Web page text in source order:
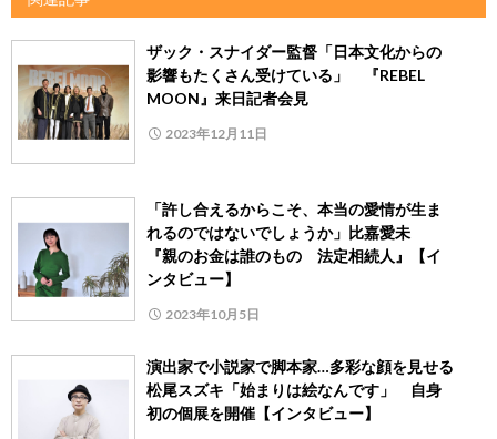
ザック・スナイダー監督「日本文化からの
影響もたくさん受けている」 『REBEL
MOON』来日記者会見
2023年12月11日
「許し合えるからこそ、本当の愛情が生ま
れるのではないでしょうか」比嘉愛未
『親のお金は誰のもの 法定相続人』【イ
ンタビュー】
2023年10月5日
演出家で小説家で脚本家…多彩な顔を見せる
松尾スズキ「始まりは絵なんです」 自身
初の個展を開催【インタビュー】